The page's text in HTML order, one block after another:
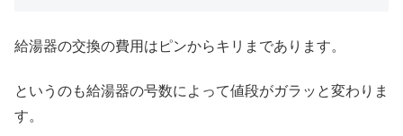
給湯器の交換の費用はピンからキリまであります。
というのも給湯器の号数によって値段がガラッと変わりま
す。